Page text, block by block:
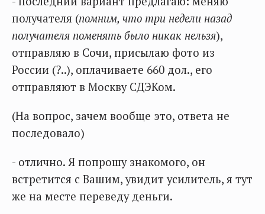
получателя (помним, что три недели назад
получателя поменять было никак нельзя),
отправляю в Сочи, присылаю фото из
России (?..), оплачиваете 660 дол., его
отправляют в Москву СДЭКом.
(На вопрос, зачем вообще это, ответа не
последовало)
- отлично. Я попрошу знакомого, он
встретится с Вашим, увидит усилитель, я тут
же на месте переведу деньги.